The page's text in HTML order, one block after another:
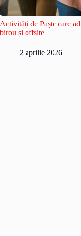
Activități de Paște care
birou și offsite
2 aprilie 2026